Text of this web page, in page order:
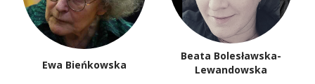
Ewa Bieńkowska
Beata Bolesławska-
Lewandowska